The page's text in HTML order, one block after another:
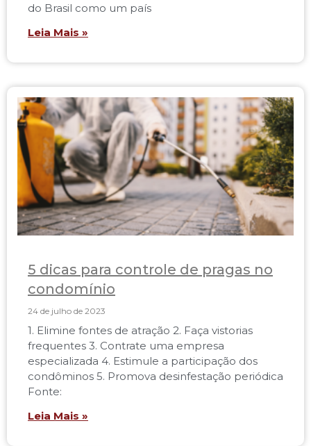
do Brasil como um país
Leia Mais »
5 dicas para controle de pragas no
condomínio
24 de julho de 2023
1. Elimine fontes de atração 2. Faça vistorias
frequentes 3. Contrate uma empresa
especializada 4. Estimule a participação dos
condôminos 5. Promova desinfestação periódica
Fonte:
Leia Mais »